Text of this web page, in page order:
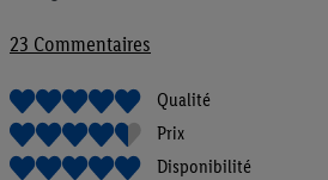
23 Commentaires
Qualité
Prix
Disponibilité
la
Galerie